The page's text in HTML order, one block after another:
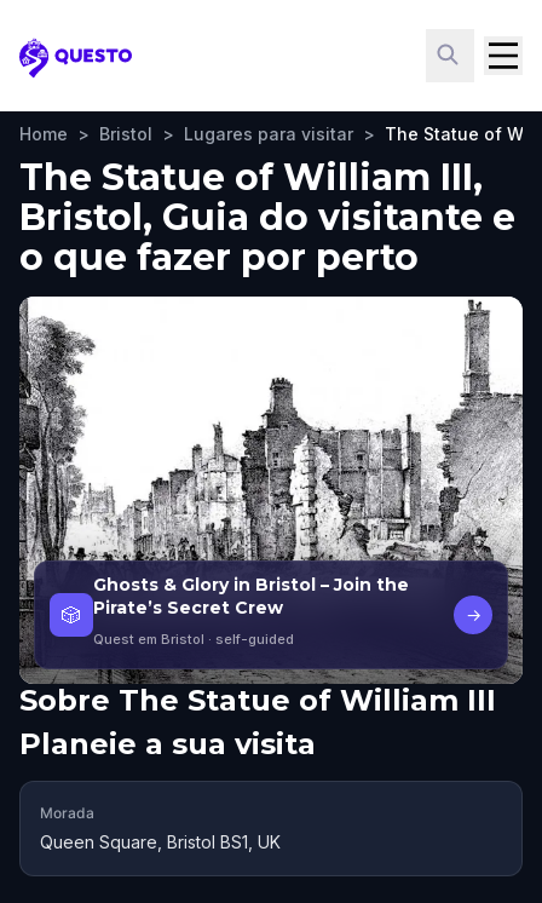
Questo
Home > Bristol > Lugares para visitar > The Statue of
The Statue of William III,
Bristol, Guia do visitante e
o que fazer por perto
🎲
Ghosts & Glory in Bristol – Join the
Pirate’s Secret Crew
Quest em Bristol · self-guided
→
Sobre The Statue of William III
Planeie a sua visita
Morada
Queen Square, Bristol BS1, UK